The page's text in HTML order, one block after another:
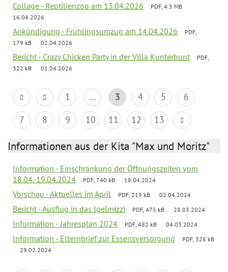
Collage - Reptilienzoo am 13.04.2026
PDF, 4.5 MB
16.04.2026
Ankündigung - Frühlingsumzug am 14.04.2026
PDF,
179 kB
02.04.2026
Bericht - Crazy Chicken Party in der Villa Kunterbunt
PDF,
322 kB
01.04.2026
1 ... 3 4 5
6
7
8 9 10 11 12 13
Informationen aus der Kita "Max und Moritz"
Information - Einschränkung der Öffnungszeiten vom
18.04.-19.04.2024
PDF, 740 kB 18.04.2024
Vorschau - Aktuelles im April PDF, 219 kB 02.04.2024
Bericht - Ausflug in das Igelmizzi PDF, 475 kB 28.03.2024
Information - Jahresplan 2024 PDF, 482 kB 04.03.2024
Information - Elternbrief zur Essensversorgung
PDF, 328 kB
29.02.2024